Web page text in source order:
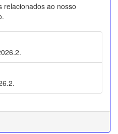
relacionados ao nosso